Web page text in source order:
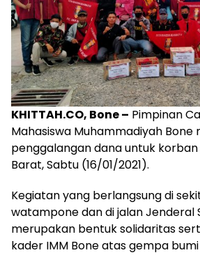
KHITTAH.CO, Bone – Pimpinan
Mahasiswa Muhammadiyah Bone
penggalangan dana untuk
Barat, Sabtu (16/01/2021).
Kegiatan yang berlangsung di
watampone dan di jalan Jenderal
merupakan bentuk solidaritas
kader IMM Bone atas gempa